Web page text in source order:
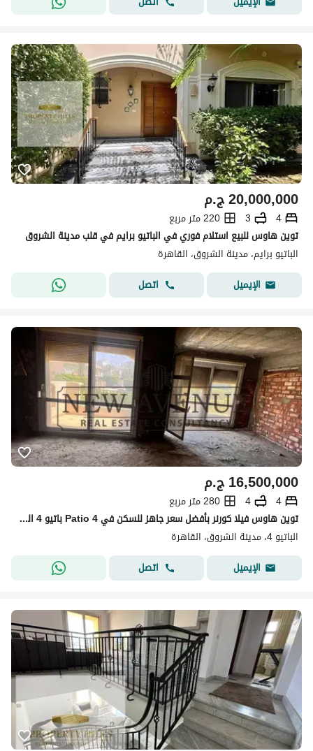
ج.م20,000,000
4
3
220 متر مربع
توين هاوس للبيع استلام فوري في الباتيو برايم في قلب مدينة الشروق
الباتيو برايم، مدينة الشروق، القاهرة
الإيميل
اتصل
ج.م16,500,000
4
4
280 متر مربع
توين هاوس فيلا كورنر بأفضل سعر جاهز للسكن في Patio 4 باتيو 4 الشروق من لافيستا بدون تشطيب موقع مميز
الباتيو 4، مدينة الشروق، القاهرة
الإيميل
اتصل